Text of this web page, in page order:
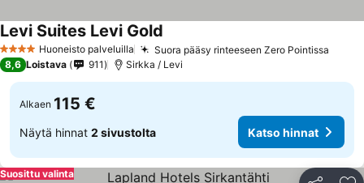
4 TähtiluokitusHuoneisto palveluilla Suora pääsy rinteeseen Zero Pointissa
Levi Suites Levi Gold
8,6 Loistava 911 Sirkka / Levi
Alkaen 115 €
Näytä hinnat 2 sivustolta Katso hinnat
Suosittu valinta